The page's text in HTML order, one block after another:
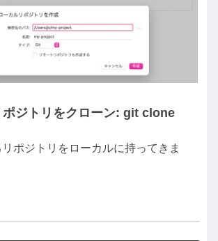
ポジトリをクローン: git clone
ポジトリをローカルに持ってきま